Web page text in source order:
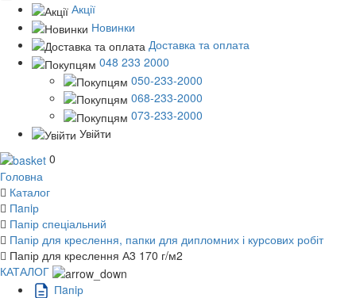
Акції
Новинки
Доставка та оплата
048 233 2000
050-233-2000
068-233-2000
073-233-2000
Увійти
0
Головна
Каталог
Пaпiр
Папір спеціальний
Папір для креслення, папки для дипломних і курсових робіт
Папір для креслення А3 170 г/м2
КАТАЛОГ
Пaпiр